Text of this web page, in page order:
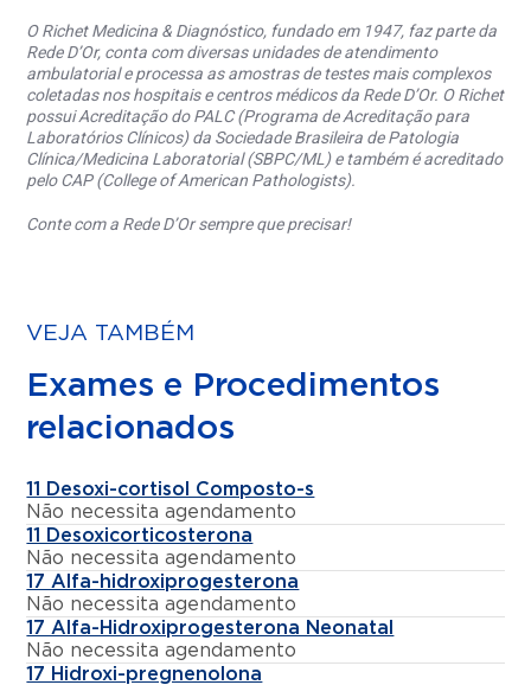
O Richet Medicina & Diagnóstico, fundado em 1947, faz parte da
Rede D’Or, conta com diversas unidades de atendimento
ambulatorial e processa as amostras de testes mais complexos
coletadas nos hospitais e centros médicos da Rede D’Or. O Richet
possui Acreditação do PALC (Programa de Acreditação para
Laboratórios Clínicos) da Sociedade Brasileira de Patologia
Clínica/Medicina Laboratorial (SBPC/ML) e também é acreditado
pelo CAP (College of American Pathologists).
Conte com a Rede D’Or sempre que precisar!
VEJA TAMBÉM
Exames e Procedimentos
relacionados
11 Desoxi-cortisol Composto-s
Não necessita agendamento
11 Desoxicorticosterona
Não necessita agendamento
17 Alfa-hidroxiprogesterona
Não necessita agendamento
17 Alfa-Hidroxiprogesterona Neonatal
Não necessita agendamento
17 Hidroxi-pregnenolona